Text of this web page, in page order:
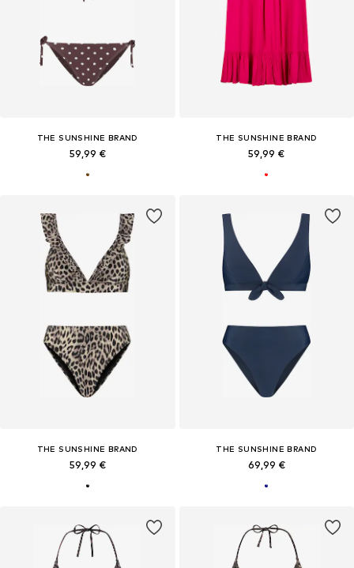
THE SUNSHINE BRAND
59,99 €
THE SUNSHINE BRAND
59,99 €
THE SUNSHINE BRAND
59,99 €
THE SUNSHINE BRAND
69,99 €